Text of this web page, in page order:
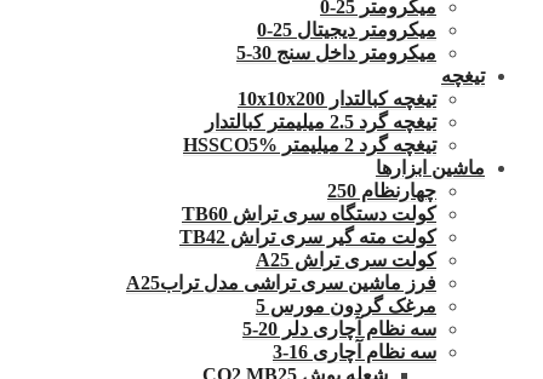
میکرومتر 25-0
میکرومتر دیجیتال 25-0
میکرومتر داخل سنج 30-5
تیغچه
تیغچه کبالتدار 10x10x200
تیغچه گرد 2.5 میلیمتر کبالتدار
تیغچه گرد 2 میلیمتر HSSCO5%
ماشین ابزارها
چهارنظام 250
کولت دستگاه سری تراش TB60
کولت مته گیر سری تراش TB42
کولت سری تراش A25
فرز ماشین سری تراشی مدل ترابA25
مرغک گردون مورس 5
سه نظام آچاری دلر 20-5
سه نظام آچاری 16-3